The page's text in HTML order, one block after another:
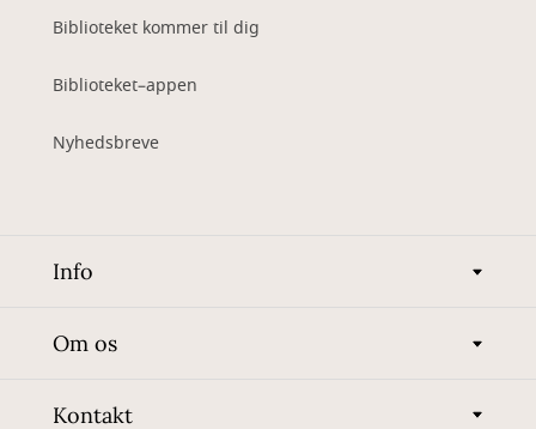
Biblioteket kommer til dig
Biblioteket–appen
Nyhedsbreve
Info
Om os
Kontakt